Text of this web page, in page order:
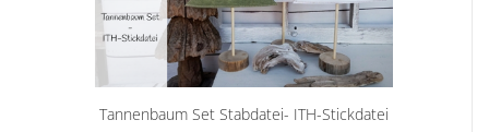
Tannenbaum Set Stabdatei- ITH-Stickdatei